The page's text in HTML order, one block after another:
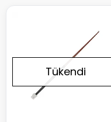
Tükendi